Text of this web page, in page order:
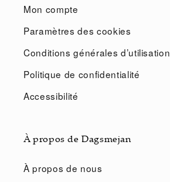
Mon compte
Paramètres des cookies
Conditions générales d’utilisation
Politique de confidentialité
Accessibilité
À propos de Dagsmejan
À propos de nous